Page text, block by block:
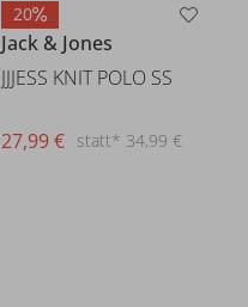
20
Jack & Jones
JJJESS KNIT POLO SS
statt* 34,99 €
27,99 €